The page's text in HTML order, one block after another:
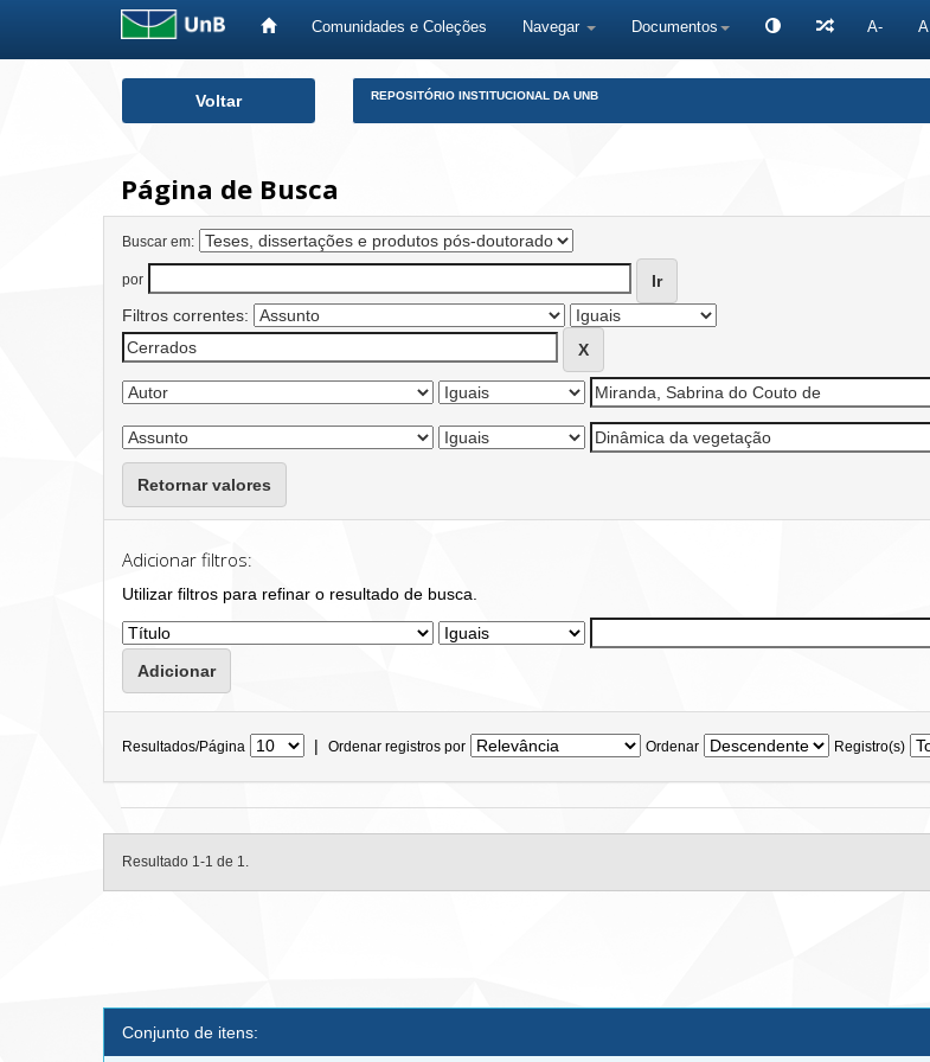
Comunidades e Coleções Navegar Documentos A- A
Voltar REPOSITÓRIO INSTITUCIONAL DA UNB
Página de Busca
Buscar em:
por
Filtros correntes:
Retornar valores
Adicionar filtros:
Utilizar filtros para refinar o resultado de busca.
Resultados/Página | Ordenar registros por Ordenar Registro(s)
Resultado 1-1 de 1.
Conjunto de itens: